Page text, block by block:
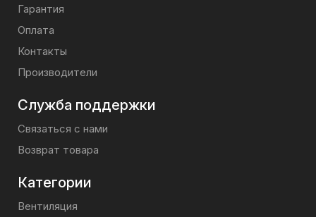
Гарантия
Оплата
Контакты
Производители
Служба поддержки
Связаться с нами
Возврат товара
Категории
Вентиляция